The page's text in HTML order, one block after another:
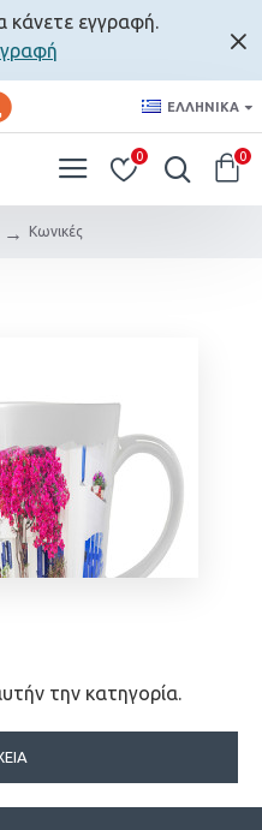
κάνετε εγγραφή.
ΕΛΛΗΝΙΚΆ
0 0
Κωνικές
την κατηγορία.